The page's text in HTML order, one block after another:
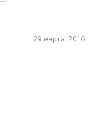
29 марта 2016